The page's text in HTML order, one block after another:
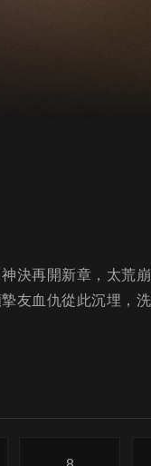
決再開新章，太荒
友血仇從此沉埋，